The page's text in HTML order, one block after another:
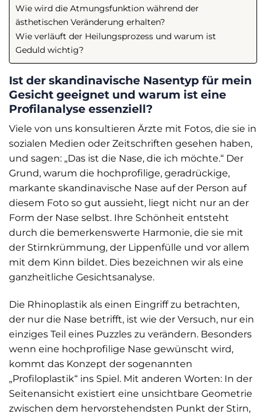
Wie wird die Atmungsfunktion während der
ästhetischen Veränderung erhalten?
Wie verläuft der Heilungsprozess und warum ist
Geduld wichtig?
Ist der skandinavische Nasentyp für mein
Gesicht geeignet und warum ist eine
Profilanalyse essenziell?
Viele von uns konsultieren Ärzte mit Fotos, die sie in
sozialen Medien oder Zeitschriften gesehen haben,
und sagen: „Das ist die Nase, die ich möchte.“ Der
Grund, warum die hochprofilige, geradrückige,
markante skandinavische Nase auf der Person auf
diesem Foto so gut aussieht, liegt nicht nur an der
Form der Nase selbst. Ihre Schönheit entsteht
durch die bemerkenswerte Harmonie, die sie mit
der Stirnkrümmung, der Lippenfülle und vor allem
mit dem Kinn bildet. Dies bezeichnen wir als eine
ganzheitliche Gesichtsanalyse.
Die Rhinoplastik als einen Eingriff zu betrachten,
der nur die Nase betrifft, ist wie der Versuch, nur ein
einziges Teil eines Puzzles zu verändern. Besonders
wenn eine hochprofilige Nase gewünscht wird,
kommt das Konzept der sogenannten
„Profiloplastik“ ins Spiel. Mit anderen Worten: In der
Seitenansicht existiert eine unsichtbare Geometrie
zwischen dem hervorstehendsten Punkt der Stirn,